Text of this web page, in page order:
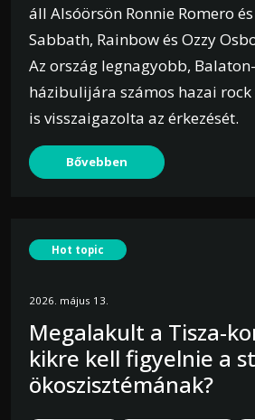
áll Alsóörsön Ronnie Romero
Sabbath, Rainbow és Ozzy
Az ország legnagyobb,
házibulijára számos hazai rock
is visszaigazolta az érkezését.
Bővebben
Hot topic
2026. május 13.
Megalakult a Tisza-
kikre kell figyelnie a
ökoszisztémának?